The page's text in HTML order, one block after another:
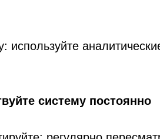
используйте
систему постоянно